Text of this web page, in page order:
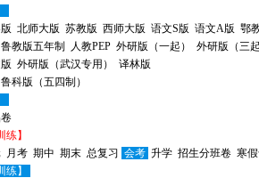
北师大版 苏教版 西师大版 语文S版 语文A版 鄂
鲁教版五年制 人教PEP 外研版（一起）
外研版（三
外研版（武汉专用）
译林版
鲁科版（五四制）
练】
月考 期中 期末 总复习 会考 升学 招生分班卷 寒
练】